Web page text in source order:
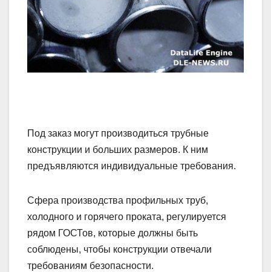
Под заказ могут производиться трубные
конструкции и больших размеров. К ним
предъявляются индивидуальные требования.
Сфера производства профильных труб,
холодного и горячего проката, регулируется
рядом ГОСТов, которые должны быть
соблюдены, чтобы конструкции отвечали
требованиям безопасности.